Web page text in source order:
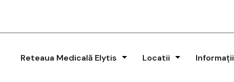
Reteaua Medicală Elytis Locatii Informații